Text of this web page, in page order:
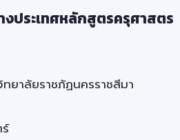
งประเทศหลักสูตรครุศาสตร
ทยาลัยราชภัฏนครราชสีมา